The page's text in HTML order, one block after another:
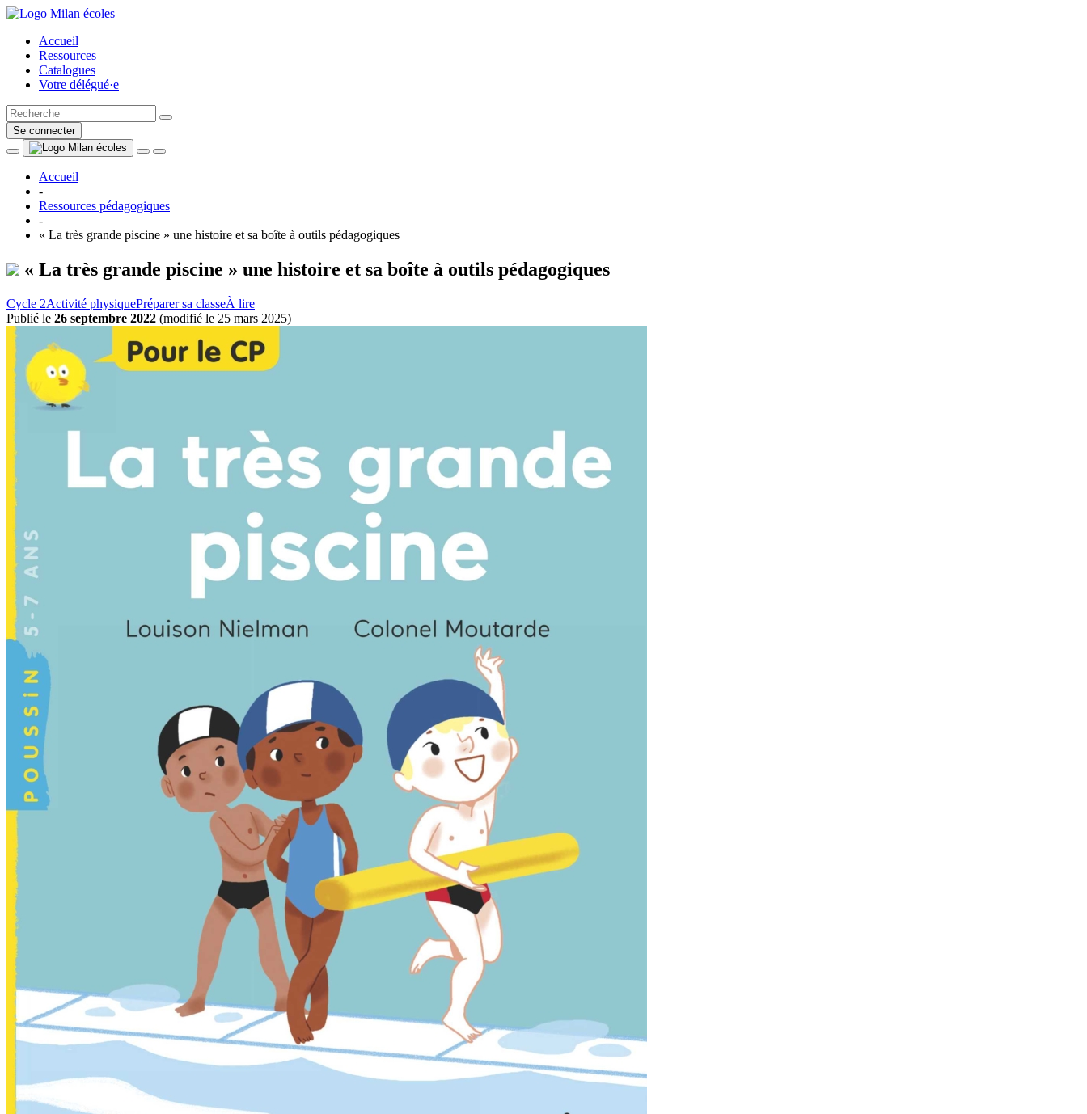
Accueil
Ressources
Catalogues
Votre délégué·e
Se connecter
Accueil
-
Ressources pédagogiques
-
« La très grande piscine » une histoire et sa boîte à outils pédagogiques
« La très grande piscine » une histoire et sa boîte à outils pédagogiques
Cycle 2Activité physiquePréparer sa classeÀ lire
Publié le 26 septembre 2022 (modifié le 25 mars 2025)